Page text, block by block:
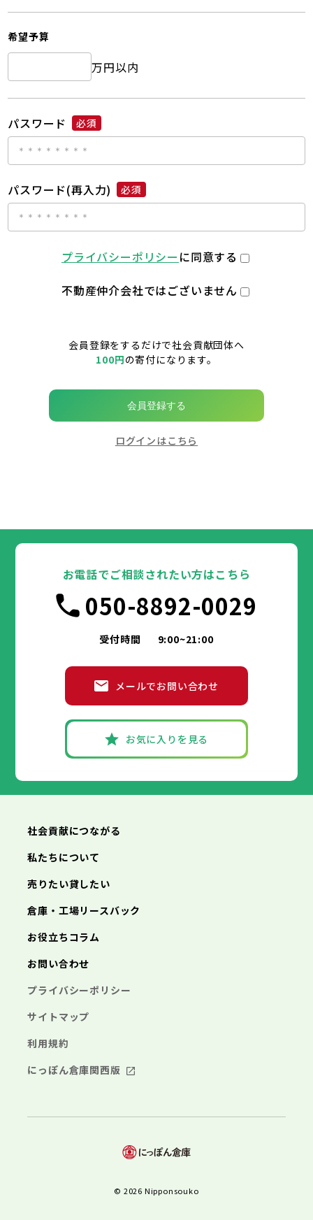
希望予算
万円以内
パスワード 必須
パスワード(再入力) 必須
プライバシーポリシー に同意する
不動産仲介会社ではございません
会員登録をするだけで社会貢献団体へ
100円の寄付になります。
会員登録する
ログインはこちら
お電話でご相談されたい方はこちら
050-8892-0029
受付時間 9:00~21:00
メールでお問い合わせ
お気に入りを見る
社会貢献につながる
私たちについて
売りたい貸したい
倉庫・工場リースバック
お役立ちコラム
お問い合わせ
プライバシーポリシー
サイトマップ
利用規約
にっぽん倉庫関西版
© 2026 Nipponsouko